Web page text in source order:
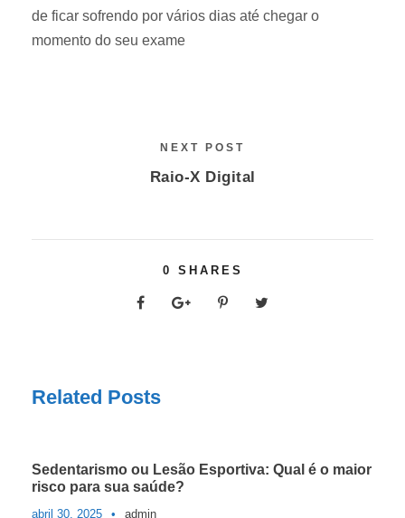
de ficar sofrendo por vários dias até chegar o
momento do seu exame
NEXT POST
Raio-X Digital
0 SHARES
Related Posts
Sedentarismo ou Lesão Esportiva: Qual é o maior
risco para sua saúde?
abril 30, 2025 • admin